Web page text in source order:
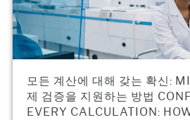
모든 계산에 대해 갖는 확신:
제 검증을 지원하는 방법
EVERY CALCULATION: